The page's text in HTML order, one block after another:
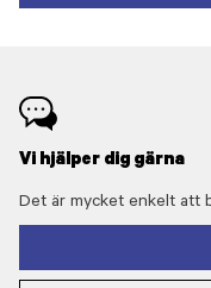
Vi hjälper dig gärna
Det är mycket enkelt att